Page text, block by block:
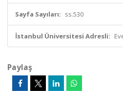
Sayfa Sayıları: ss.530
İstanbul Üniversitesi Adresli:
Paylaş